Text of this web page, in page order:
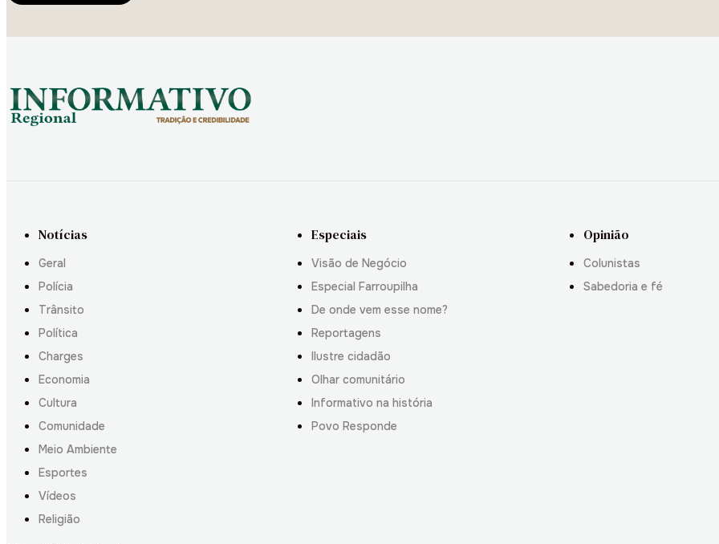
Notícias
Geral
Polícia
Trânsito
Política
Charges
Economia
Cultura
Comunidade
Meio Ambiente
Esportes
Vídeos
Religião
Especiais
Visão de Negócio
Especial Farroupilha
De onde vem esse nome?
Reportagens
Ilustre cidadão
Olhar comunitário
Informativo na história
Povo Responde
Opinião
Colunistas
Sabedoria e fé